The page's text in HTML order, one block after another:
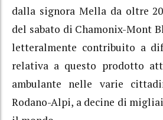
dalla signora Mella da oltre
del sabato di Chamonix-Mont
letteralmente contribuito a
relativa a questo prodotto
ambulante nelle varie
Rodano-Alpi, a decine di